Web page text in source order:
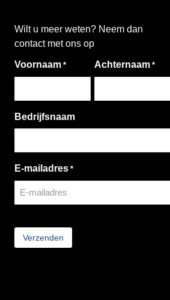
Wilt u meer weten? Neem dan
contact met ons op
Voornaam * Achternaam *
Bedrijfsnaam
E-mailadres *